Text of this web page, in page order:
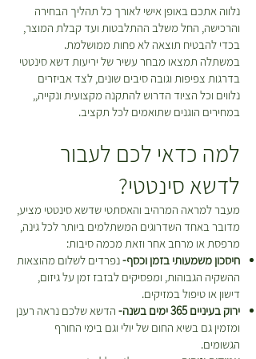
המקוריים ואלו יקוזזו מהזיכוי שמגיע
לכם. *יש לטפל בצמחים על פי
ההוראות המופיעות על גבי כל צמח
בעמוד המוצר עד למועד ביצוע
ההחזרה\החלפה.
נלווה אתכם באופן אישי לאורך כל תהליך הבחירה
והרכישה, החל משלב ההתלבטות ועד קבלת המוצר,
בכדי להבטיח תוצאה לא פחות ממושלמת.
במשתלה תמצאו מבחר עשיר של יריעות דשא סינטטי
בדרגות צפיפות וגובה סיבים שונים, לצד אביזרים
נלווים וכל הציוד הדרוש להתקנה מקצועית ונקייה,,
במחירים הוגנים שתואמים לכל תקציב.
למה כדאי לכם לעבור
לדשא סינטטי?
מעבר למראה המרהיב והאסתטי שדשא סינטטי מציע,
מדובר באחד השדרוגים המשתלמים ביותר לכל גינה,
מרפסת או מרחב אחר וזאת מכמה סיבות:
חיסכון משמעותי בזמן וכסף-נפרדים לשלום מהוצאות
ההשקיה הגבוהות, ומפסיקים לבזבז זמן על גיזום,
דישון או טיפול במזיקים.
ירוק בעיניים 365 ימים בשנה-
הדשא שלכם נראה רענן
ומזמין גם בשיא החום של יולי וגם בימי החורף
הגשומים.